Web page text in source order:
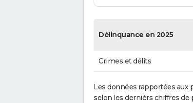
Délinquance en 2025
Crimes et délits
Les données rapportées
selon les dernièrs chiffres de